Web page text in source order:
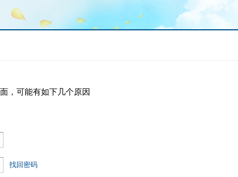
，可能有如下几个原因
找回密码